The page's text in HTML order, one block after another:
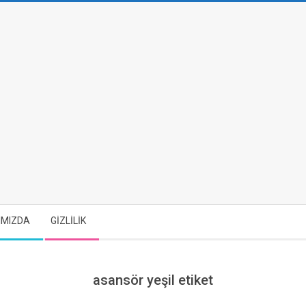
GİZLİLİK
asansör yeşil etiket